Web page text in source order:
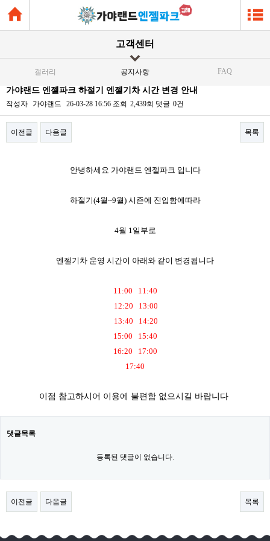
고객센터
갤러리 공지사항 FAQ
가야랜드 엔젤파크 하절기 엔젤기차 시간 변경 안내
작성자 가야랜드 26-03-28 16:56 조회 2,439회 댓글 0건
이전글 다음글 목록
안녕하세요 가야랜드 엔젤파크 입니다
하절기(4월~9월) 시즌에 진입함에따라
4월 1일부로
엔젤기차 운영 시간이 아래와 같이 변경됩니다
11:00 11:40
12:20 13:00
13:40 14:20
15:00 15:40
16:20 17:00
17:40
이점 참고하시어 이용에 불편함 없으시길 바랍니다
댓글목록
등록된 댓글이 없습니다.
이전글 다음글 목록